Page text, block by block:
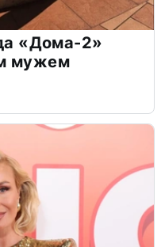
«Дома-2»
мужем